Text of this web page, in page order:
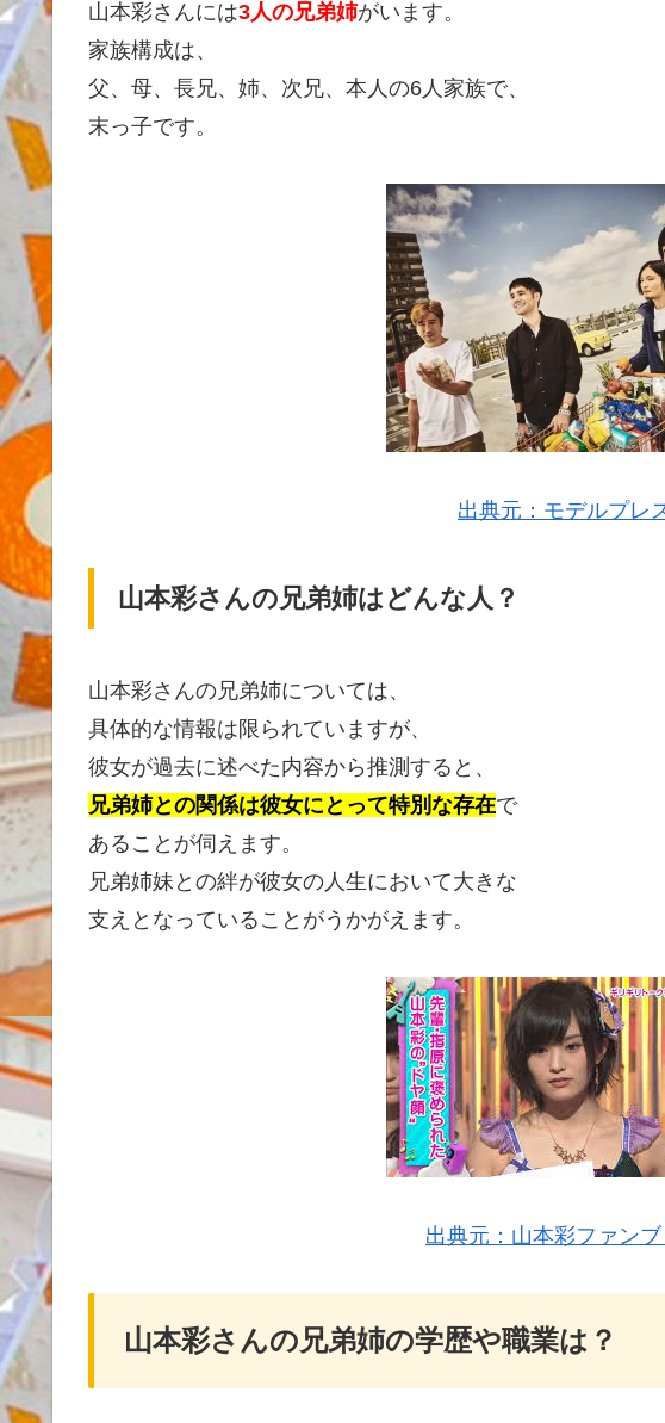
山本彩さんには3人の兄弟姉がいます。
家族構成は、
父、母、長兄、姉、次兄、本人の6人家族で、
末っ子です。
出典元：モデルプレ
山本彩さんの兄弟姉はどんな人？
山本彩さんの兄弟姉については、
具体的な情報は限られていますが、
彼女が過去に述べた内容から推測すると、
兄弟姉との関係は彼女にとって特別な存在で
あることが伺えます。
兄弟姉妹との絆が彼女の人生において大きな
支えとなっていることがうかがえます。
出典元：山本彩ファン
山本彩さんの兄弟姉の学歴や職業は？